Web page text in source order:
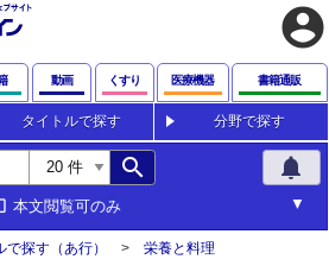
account_circle
動画 くすり 医療機器 書籍通販
タイトルで探す 分野で探す
search notifications
本文閲覧可のみ
で探す（あ行）
栄養と料理